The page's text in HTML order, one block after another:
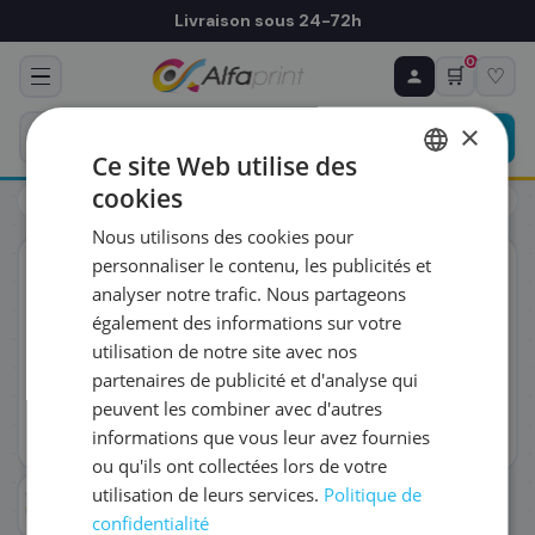
Livraison sous 24-72h
🛒
0
♡
Toners HP HP W2411A/216A - Toner cyan, 850 pages
ORIGINAL
♻ COMMANDE RÉCURRENTE
Prévoyez & économisez
Programmez votre prochain achat — notre équipe
vous prépare un devis personnalisé
RÉFÉRENCE DU PRODUIT
FRÉQUENCE
QUANTITÉ PAR LIVRAISON
DATE DE PREMIÈRE LIVRAISON SOUHAITÉE
×
Ce site Web utilise des
cookies
Nous utilisons des cookies pour
personnaliser le contenu, les publicités et
analyser notre trafic. Nous partageons
également des informations sur votre
utilisation de notre site avec nos
partenaires de publicité et d'analyse qui
peuvent les combiner avec d'autres
informations que vous leur avez fournies
ou qu'ils ont collectées lors de votre
utilisation de leurs services. Politique de
confidentialité